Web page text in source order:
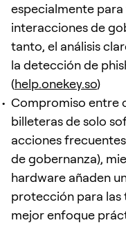
especialmente
interacciones de
tanto, el análisis
la detección de
(help.onekey.so)
Compromiso entre
billeteras de solo
acciones
de gobernanza),
hardware añaden
protección para las
mejor enfoque